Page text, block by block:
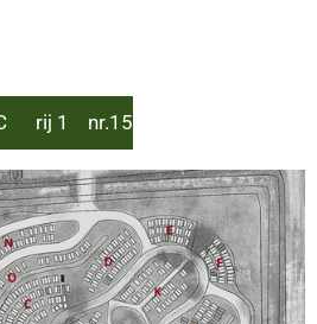
C rij 1 nr.15